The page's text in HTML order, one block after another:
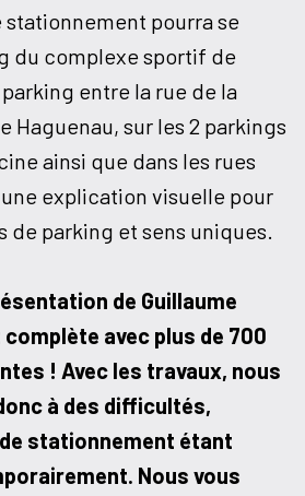
stationnement pourra se
du complexe sportif de
entre la rue de la
Haguenau, sur les 2 parkings
ainsi que dans les rues
explication visuelle pour
de parking et sens uniques.
de Guillaume
avec plus de 700
! Avec les travaux, nous
à des difficultés,
stationnement étant
Nous vous